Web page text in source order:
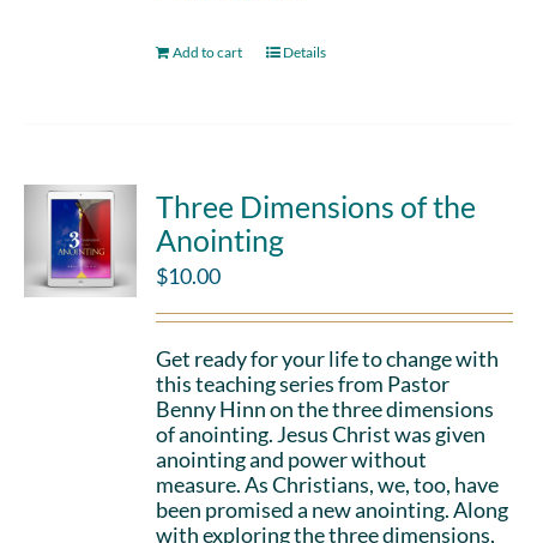
Add to cart Details
Three Dimensions of the
Anointing
$10.00
Get ready for your life to change with
this teaching series from Pastor
Benny Hinn on the three dimensions
of anointing. Jesus Christ was given
anointing and power without
measure. As Christians, we, too, have
been promised a new anointing. Along
with exploring the three dimensions,